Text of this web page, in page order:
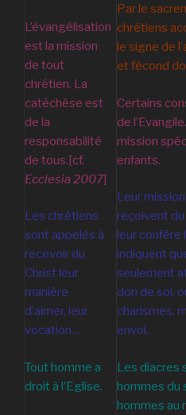
L’évangélisation
est la mission
de tout
chrétien. La
catéchèse est
de la
responsabilité
de tous.[cf.
Ecclesia2007]
Les chrétiens
sont appelés à
recevoir du
Christ leur
manière
d’aimer, leur
vocation…
Tout homme a
droit à l’Eglise.
Par le
chrétiens
le signe de
et fécond
Certains
de
mission
enfants.
Leur
reçoivent du
leur confère
indiquent
seulement
don de soi,
charismes,
envoi.
Les diacres
hommes du
hommes au